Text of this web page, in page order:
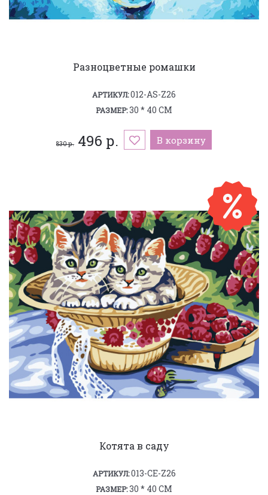
Разноцветные ромашки
АРТИКУЛ:012-AS-Z26
РАЗМЕР:30 * 40 СМ
830 р. 496 р. В корзину
Котята в саду
АРТИКУЛ:013-CE-Z26
РАЗМЕР:30 * 40 СМ